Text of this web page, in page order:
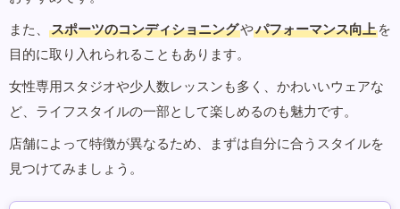
また、
スポーツのコンディショニングやパフォーマンス向上 を
目的に取り入れられることもあります。
女性専用スタジオや少人数レッスンも多く、かわいいウェアな
ど、ライフスタイルの一部として楽しめるのも魅力です。
店舗によって特徴が異なるため、まずは自分に合うスタイルを
見つけてみましょう。